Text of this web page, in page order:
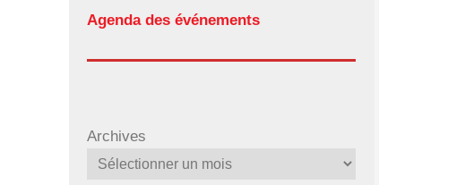
Agenda des événements
Archives